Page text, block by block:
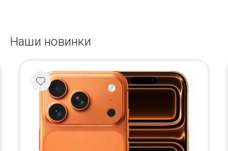
Наши новинки